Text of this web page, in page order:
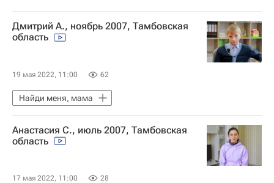
Дмитрий А., ноябрь 2007, Тамбовская
область
19 мая 2022, 11:00 62
Найди меня, мама
Анастасия С., июль 2007, Тамбовская
область
17 мая 2022, 11:00 28